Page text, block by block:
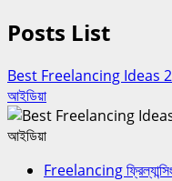
Posts List
Best Freelancing Ideas
আইডিয়া
Freelancing